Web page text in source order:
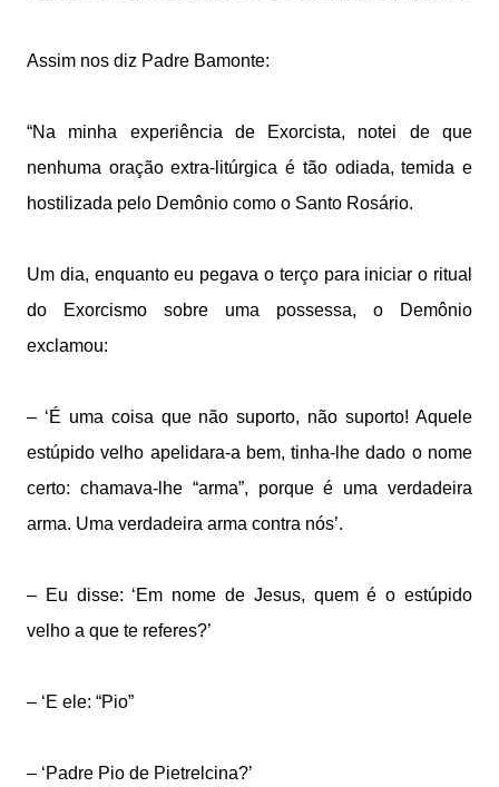
Assim nos diz Padre Bamonte:
“Na minha experiência de Exorcista, notei de que
nenhuma oração extra-litúrgica é tão odiada, temida e
hostilizada pelo Demônio como o Santo Rosário.
Um dia, enquanto eu pegava o terço para iniciar o ritual
do Exorcismo sobre uma possessa, o Demônio
exclamou:
– ‘É uma coisa que não suporto, não suporto! Aquele
estúpido velho apelidara-a bem, tinha-lhe dado o nome
certo: chamava-lhe “arma”, porque é uma verdadeira
arma. Uma verdadeira arma contra nós’.
– Eu disse: ‘Em nome de Jesus, quem é o estúpido
velho a que te referes?’
– ‘E ele: “Pio”
– ‘Padre Pio de Pietrelcina?’